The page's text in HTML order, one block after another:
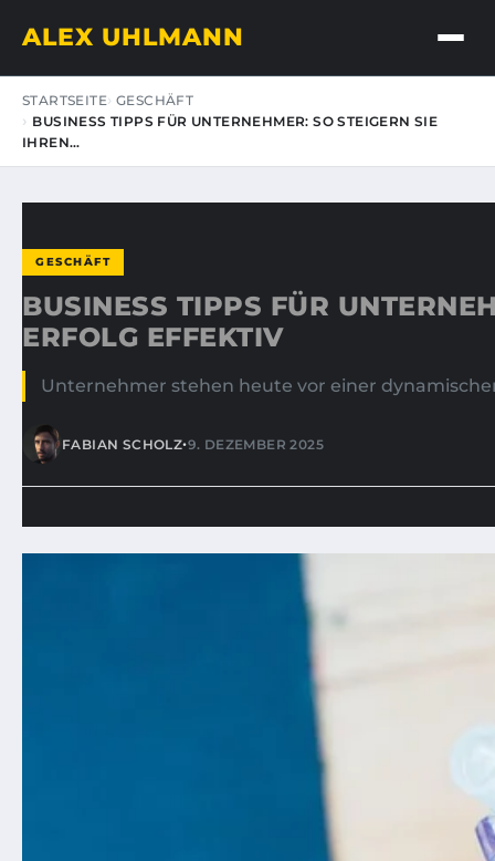
ALEX UHLMANN
STARTSEITE GESCHÄFT
BUSINESS TIPPS FÜR UNTERNEHMER: SO STEIGERN SIE
IHREN…
GESCHÄFT
BUSINESS TIPPS FÜR
ERFOLG EFFEKTIV
Unternehmer stehen heute vor einer
FABIAN SCHOLZ•9. DEZEMBER 2025